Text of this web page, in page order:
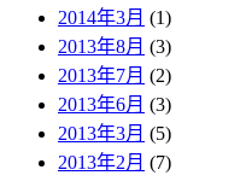
2014年3月 (1)
2013年8月 (3)
2013年7月 (2)
2013年6月 (3)
2013年3月 (5)
2013年2月 (7)